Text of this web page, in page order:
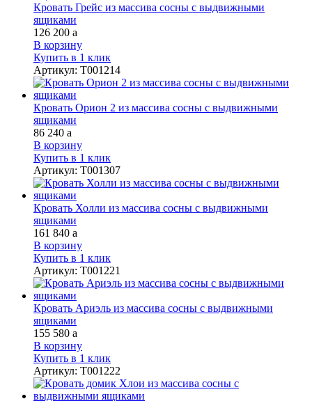
Кровать Грейс из массива сосны с выдвижными
ящиками
126 200 a
В корзину
Купить в 1 клик
Артикул: Т001214
Кровать Орион 2 из массива сосны с выдвижными
ящиками
86 240 a
В корзину
Купить в 1 клик
Артикул: Т001307
Кровать Холли из массива сосны с выдвижными
ящиками
161 840 a
В корзину
Купить в 1 клик
Артикул: Т001221
Кровать Ариэль из массива сосны с выдвижными
ящиками
155 580 a
В корзину
Купить в 1 клик
Артикул: Т001222